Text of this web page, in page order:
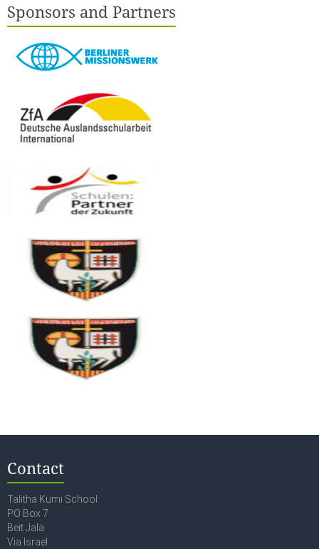
Sponsors and Partners
Contact
Talitha Kumi School
PO Box 7
Beit Jala
Via Israel